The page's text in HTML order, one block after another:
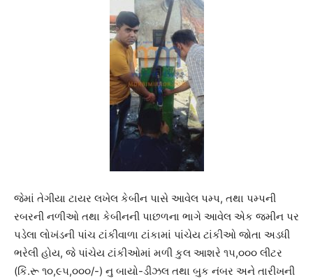
જેમાં તેગીયા ટાયર લખેલ કેબીન પાસે આવેલ પમ્પ, તથા પમ્પની
રબરની નળીઓ તથા કેબીનની પાછળના ભાગે આવેલ એક જમીન પર
પડેલા લોખંડની પાંચ ટાંકીવાળા ટાંકામાં પાંચેય ટાંકીઓ જોતા અડધી
ભરેલી હોય, જે પાંચેય ટાંકીઓમાં મળી કુલ આશરે ૧૫,૦૦૦ લીટર
(કિં.રૂ ૧૦,૯૫,૦૦૦/-) નુ બાયો-ડીઝલ તથા બુક નંબર અને તારીખની